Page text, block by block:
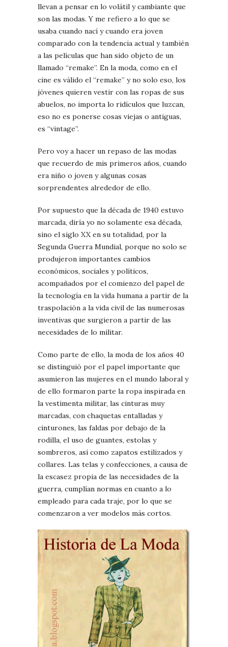
llevan a pensar en lo volátil y cambiante que
son las modas. Y me refiero a lo que se
usaba cuando nací y cuando era joven
comparado con la tendencia actual y también
a las películas que han sido objeto de un
llamado “remake”. En la moda, como en el
cine es válido el “remake” y no solo eso, los
jóvenes quieren vestir con las ropas de sus
abuelos, no importa lo ridículos que luzcan,
eso no es ponerse cosas viejas o antiguas,
es “vintage”.
Pero voy a hacer un repaso de las modas
que recuerdo de mis primeros años, cuando
era niño o joven y algunas cosas
sorprendentes alrededor de ello.
Por supuesto que la década de 1940 estuvo
marcada, diría yo no solamente esa década,
sino el siglo XX en su totalidad, por la
Segunda Guerra Mundial, porque no solo se
produjeron importantes cambios
económicos, sociales y políticos,
acompañados por el comienzo del papel de
la tecnología en la vida humana a partir de la
traspolación a la vida civil de las numerosas
inventivas que surgieron a partir de las
necesidades de lo militar.
Como parte de ello, la moda de los años 40
se distinguió por el papel importante que
asumieron las mujeres en el mundo laboral y
de ello formaron parte la ropa inspirada en
la vestimenta militar, las cinturas muy
marcadas, con chaquetas entalladas y
cinturones, las faldas por debajo de la
rodilla, el uso de guantes, estolas y
sombreros, así como zapatos estilizados y
collares. Las telas y confecciones, a causa de
la escasez propia de las necesidades de la
guerra, cumplían normas en cuanto a lo
empleado para cada traje, por lo que se
comenzaron a ver modelos más cortos.